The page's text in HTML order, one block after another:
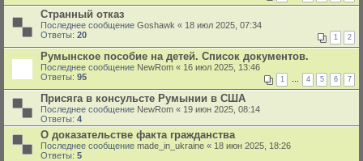
Странный отказ
Последнее сообщение Goshawk « 18 июл 2025, 07:34
Ответы: 20 1 2
Румынское пособие на детей. Список документов.
Последнее сообщение NewRom « 16 июл 2025, 13:46
Ответы: 95 1 … 4 5 6 7
Присяга в консульсте Румынии в США
Последнее сообщение NewRom « 19 июн 2025, 08:14
Ответы: 4
О доказательстве факта гражданства
Последнее сообщение made_in_ukraine « 18 июн 2025, 18:26
Ответы: 5